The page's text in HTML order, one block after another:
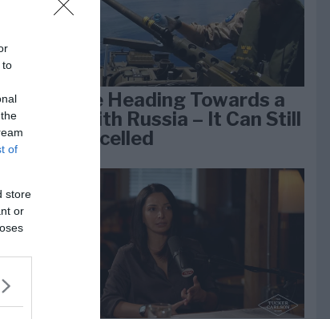
to
of
store
or
We Are Heading Towards a
War With Russia – It Can Still
Be Cancelled